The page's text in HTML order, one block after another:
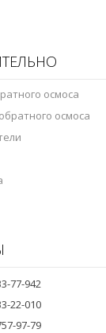
осмоса
осмоса
77-942
22-010
97-79